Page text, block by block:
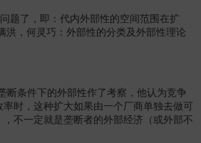
题了，即：代内外部性的空间范围在扩
，何灵巧：外部性的分类及外部性理论
断条件下的外部性作了考察，他认为竞争
时，这种扩大如果由一个厂商单独去做可
不一定就是垄断者的外部经济（或外部不